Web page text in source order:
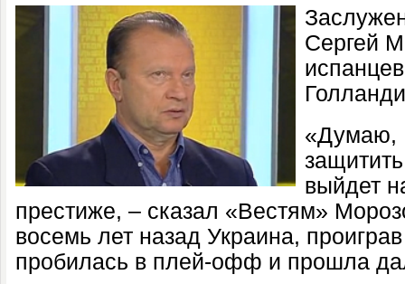
Сергей
«Думаю,
выйдет
престиже, – сказал «Вестям»
восемь лет назад Украина,
пробилась в плей-офф и прошла